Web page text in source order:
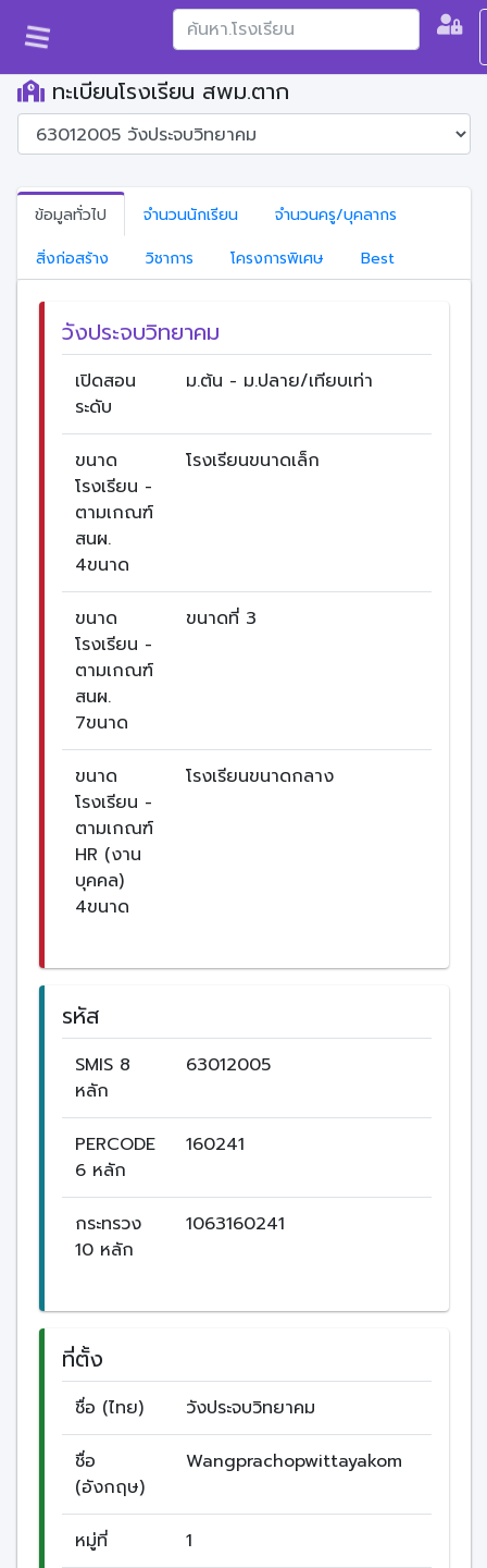
ทะเบียนโรงเรียน สพม.ตาก
ข้อมูลทั่วไป จำนวนนักเรียน
จำนวนครู/บุคลากร
สิ่งก่อสร้าง
วิชาการ โครงการพิเศษ Best
วังประจบวิทยาคม
เปิดสอน
ระดับ
ม.ต้น - ม.ปลาย/เทียบเท่า
ขนาด
โรงเรียน -
ตามเกณฑ์
สนผ.
4ขนาด
โรงเรียนขนาดเล็ก
ขนาด
โรงเรียน -
ตามเกณฑ์
สนผ.
7ขนาด
ขนาดที่ 3
ขนาด
โรงเรียน -
ตามเกณฑ์
HR (งาน
บุคคล)
4ขนาด
โรงเรียนขนาดกลาง
รหัส
SMIS 8
หลัก
63012005
PERCODE
6 หลัก
160241
กระทรวง
10 หลัก
1063160241
ที่ตั้ง
ชื่อ (ไทย) วังประจบวิทยาคม
ชื่อ
(อังกฤษ)
Wangprachopwittayakom
หมู่ที่ 1